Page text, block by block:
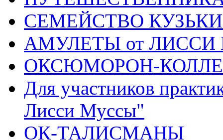
СЕМЕЙСТВО
АМУЛЕТЫ от
ОКСЮМОРОН-
Для участников
Лисси Муссы"
ОК-ТАЛИСМАНЫ